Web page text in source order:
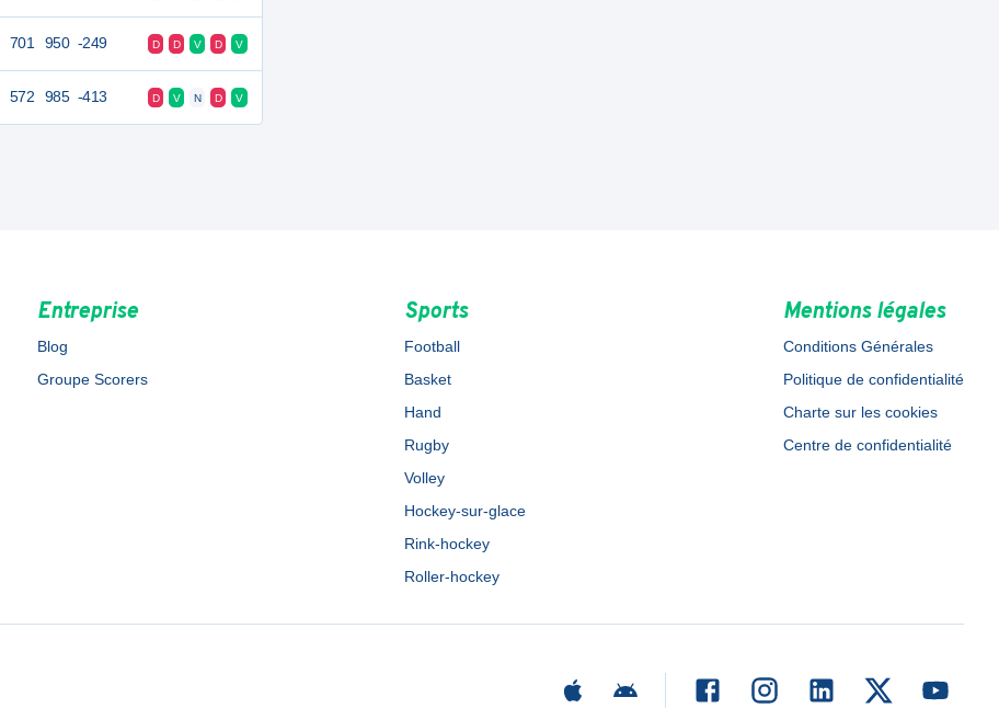
701 950 -249 D D V D V
572 985 -413 D V N D V
Entreprise
Blog
Groupe Scorers
Sports
Football
Basket
Hand
Rugby
Volley
Hockey-sur-glace
Rink-hockey
Roller-hockey
Mentions légales
Conditions Générales
Politique de confidentialité
Charte sur les cookies
Centre de confidentialité